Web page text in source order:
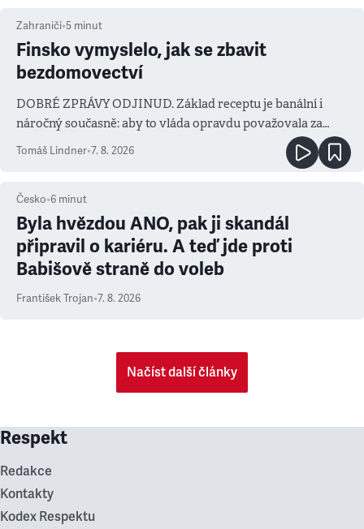
Zahraničí•5 minut
Finsko vymyslelo, jak se zbavit
bezdomovectví
DOBRÉ ZPRÁVY ODJINUD. Základ receptu je banální i
náročný současně: aby to vláda opravdu považovala za
prioritu
Tomáš Lindner•7. 8. 2026
Česko•6 minut
Byla hvězdou ANO, pak ji skandál
připravil o kariéru. A teď jde proti
Babišově straně do voleb
František Trojan•7. 8. 2026
Načíst další články
Respekt
Redakce
Kontakty
Kodex Respektu